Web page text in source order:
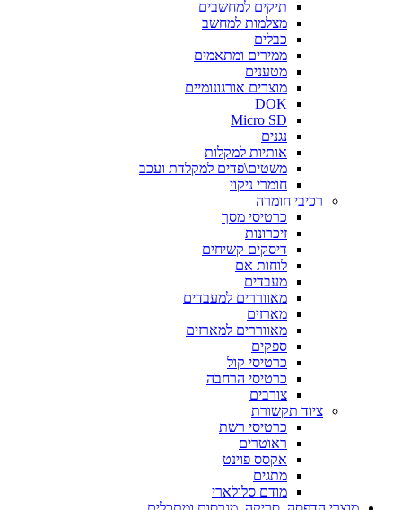
תיקים למחשבים
מצלמות למחשב
כבלים
ממירים ומתאמים
מטענים
מוצרים אורגונומיים
DOK
Micro SD
נגנים
אותיות למקלות
משטים\פדים למקלדת ועכב
חומרי ניקוי
רכיבי חומרה
כרטיסי מסך
זיכרונות
דיסקים קשיחים
לוחות אם
מעבדים
מאווררים למעבדים
מארזים
מאווררים למארזים
ספקים
כרטיסי קול
כרטיסי הרחבה
צורבים
ציוד תקשורת
כרטיסי רשת
ראוטרים
אקסס פוינט
מתגים
מודם סלולארי